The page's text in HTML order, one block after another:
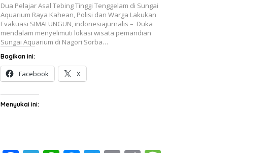
Dua Pelajar Asal Tebing Tinggi Tenggelam di Sungai
Aquarium Raya Kahean, Polisi dan Warga Lakukan
Evakuasi SIMALUNGUN, indonesiajurnalis – Duka
mendalam menyelimuti lokasi wisata pemandian
Sungai Aquarium di Nagori Sorba…
Bagikan ini:
Facebook X
Menyukai ini: